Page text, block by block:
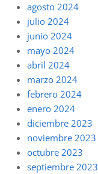
agosto 2024
julio 2024
junio 2024
mayo 2024
abril 2024
marzo 2024
febrero 2024
enero 2024
diciembre 2023
noviembre 2023
octubre 2023
septiembre 2023